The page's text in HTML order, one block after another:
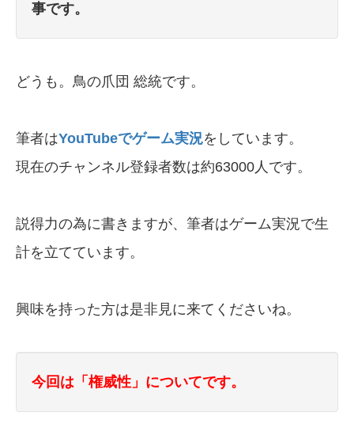
事です。
どうも。鳥の爪団 総統です。
筆者はYouTubeでゲーム実況をしています。
現在のチャンネル登録者数は約63000人です。
説得力の為に書きますが、筆者はゲーム実況で生
計を立てています。
興味を持った方は是非見に来てくださいね。
今回は「権威性」についてです。